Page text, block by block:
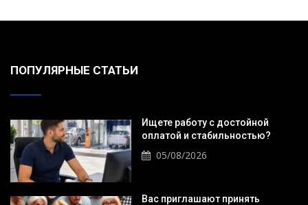
ПОПУЛЯРНЫЕ СТАТЬИ
Ищете работу с достойной
оплатой и стабильностью?
05/08/2026
Вас приглашают принять